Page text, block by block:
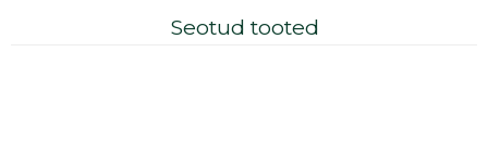
Seotud tooted